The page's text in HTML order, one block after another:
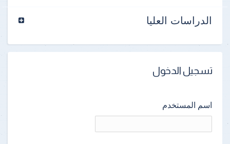
الدراسات العليا
تسجيل الدخول
اسم المستخدم